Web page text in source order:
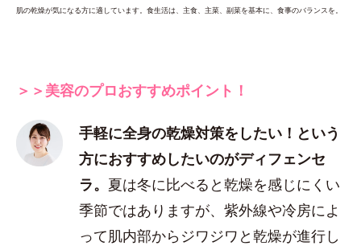
肌の乾燥が気になる方に適しています。食生活は、主食、主菜、副菜を基本に、食事のバランスを。
＞＞美容のプロおすすめポイント！
手軽に全身の乾燥対策をしたい！という
方におすすめしたいのがディフェンセ
ラ。 夏は冬に比べると乾燥を感じにくい
季節ではありますが、紫外線や冷房によ
って肌内部からジワジワと乾燥が進行し